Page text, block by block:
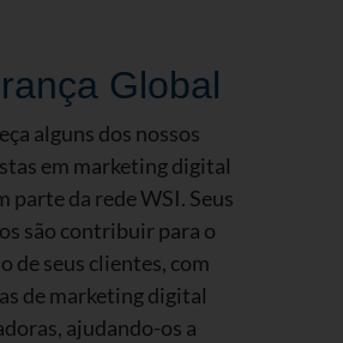
Global
alguns dos nossos
em marketing digital
parte da rede WSI. Seus
são contribuir para o
de seus clientes, com
de marketing digital
ajudando-os a